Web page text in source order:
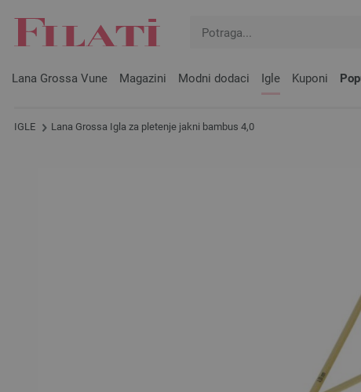
Lana Grossa Vune Magazini Modni dodaci Igle Kuponi
IGLE Lana Grossa Igla za pletenje jakni bambus 4,0